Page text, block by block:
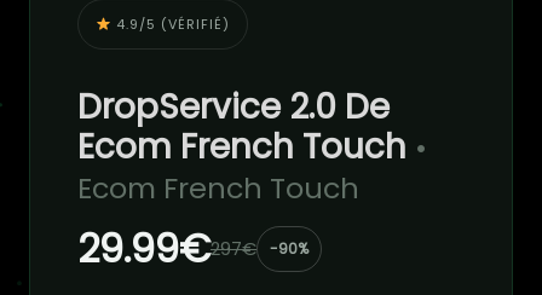
4.9/5 (VÉRIFIÉ)
DropService 2.0 De
Ecom French Touch •
Ecom French Touch
29.99€297€ -90%